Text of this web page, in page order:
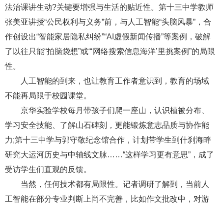
法治课讲生动?关键要增强与生活的贴近性。第十三中学教师
张美亚讲授“公民权利与义务”前，与人工智能“头脑风暴”，合
作创设出“智能家居隐私纠纷”“AI虚假新闻传播”等案例，破解
了以往只能“拍脑袋想”或“‘网络搜索信息海洋’里挑案例”的局限
性。
人工智能的到来，也让教育工作者意识到，教育的场域
不能再局限于校园课堂。
京华实验学校每月带孩子们爬一座山，认识植被分布、
学习安全技能、了解山石碑刻，更能锻炼意志品质与协作能
力;第十三中学与郭守敬纪念馆合作，计划带学生到什刹海畔
研究大运河历史与中轴线文脉……“这样学习更有意思”，成了
受访学生们直观的反馈。
当然，任何技术都有局限性。记者调研了解到，当前人
工智能在部分专业判断上尚不完善，比如作文批改中，对游